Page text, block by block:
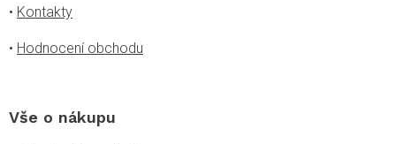
• Kontakty
• Hodnocení obchodu
Vše o nákupu